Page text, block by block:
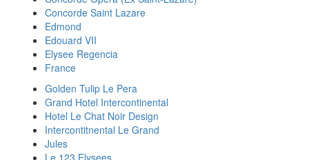
Concorde Saint Lazare
Edmond
Edouard VII
Elysee Regencia
France
Golden Tulip Le Pera
Grand Hotel Intercontinental
Hotel Le Chat Noir Design
Intercontitnental Le Grand
Jules
Le 123 Elysees